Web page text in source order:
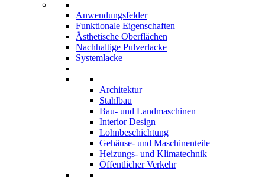
Anwendungsfelder
Funktionale Eigenschaften
Ästhetische Oberflächen
Nachhaltige Pulverlacke
Systemlacke
Architektur
Stahlbau
Bau- und Landmaschinen
Interior Design
Lohnbeschichtung
Gehäuse- und Maschinenteile
Heizungs- und Klimatechnik
Öffentlicher Verkehr